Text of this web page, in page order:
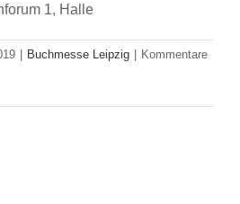
1, Halle
| Buchmesse Leipzig | Kommentare